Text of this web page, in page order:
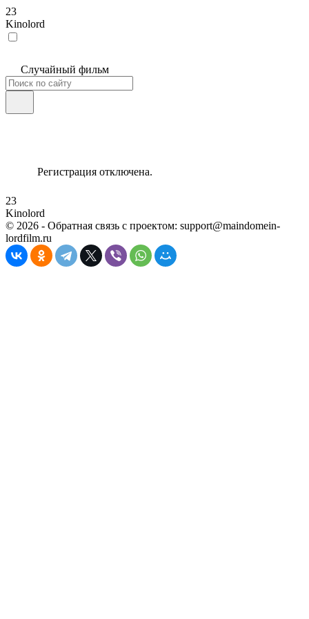
23
Kinolord
Случайный фильм
Регистрация отключена.
23
Kinolord
© 2026 - Обратная связь с проектом: support@maindomein-
lordfilm.ru